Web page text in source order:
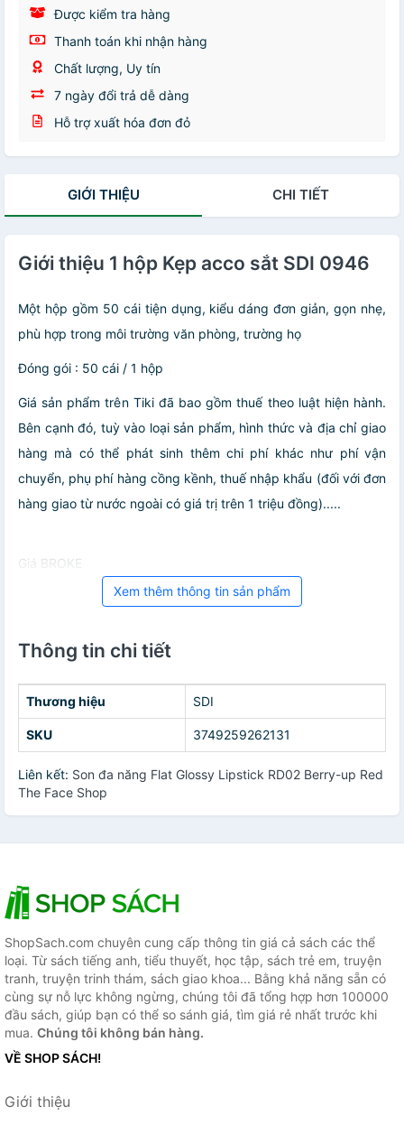
Được kiểm tra hàng
Thanh toán khi nhận hàng
Chất lượng, Uy tín
7 ngày đổi trả dễ dàng
Hỗ trợ xuất hóa đơn đỏ
GIỚI THIỆU CHI TIẾT
Giới thiệu 1 hộp Kẹp acco sắt SDI 0946
Một hộp gồm 50 cái tiện dụng, kiểu dáng đơn giản, gọn nhẹ,
phù hợp trong môi trường văn phòng, trường họ
Đóng gói : 50 cái / 1 hộp
Giá sản phẩm trên Tiki đã bao gồm thuế theo luật hiện hành.
Bên cạnh đó, tuỳ vào loại sản phẩm, hình thức và địa chỉ giao
hàng mà có thể phát sinh thêm chi phí khác như phí vận
chuyển, phụ phí hàng cồng kềnh, thuế nhập khẩu (đối với đơn
hàng giao từ nước ngoài có giá trị trên 1 triệu đồng).....
Giá BROKE
Xem thêm thông tin sản phẩm
Thông tin chi tiết
Thương hiệu SDI
SKU 3749259262131
Liên kết: Son đa năng Flat Glossy Lipstick RD02 Berry-up Red
The Face Shop
ShopSach.com chuyên cung cấp thông tin giá cả sách các thể
loại. Từ sách tiếng anh, tiểu thuyết, học tập, sách trẻ em, truyện
tranh, truyện trinh thám, sách giao khoa... Bằng khả năng sẵn có
cùng sự nỗ lực không ngừng, chúng tôi đã tổng hợp hơn 100000
đầu sách, giúp bạn có thể so sánh giá, tìm giá rẻ nhất trước khi
mua. Chúng tôi không bán hàng.
VỀ SHOP SÁCH!
Giới thiệu